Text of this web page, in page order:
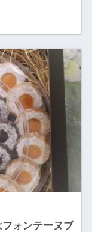
ォンテーヌブ